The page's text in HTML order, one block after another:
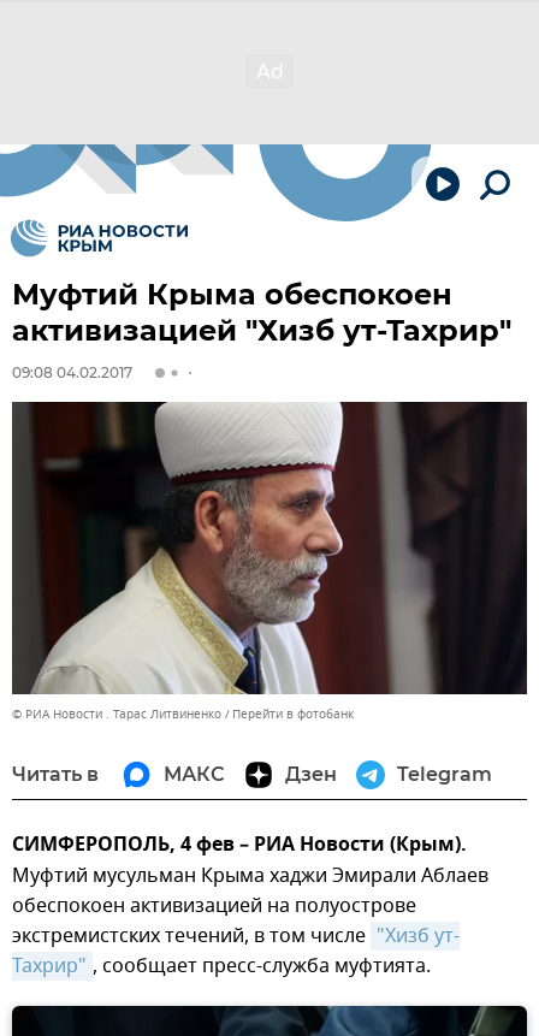
Муфтий Крыма обеспокоен
активизацией "Хизб ут-Тахрир"
09:08 04.02.2017
© РИА Новости . Тарас Литвиненко Перейти в фотобанк
Читать в МАКС Дзен Telegram
СИМФЕРОПОЛЬ, 4 фев – РИА Новости (Крым).
Муфтий мусульман Крыма хаджи Эмирали Аблаев
обеспокоен активизацией на полуострове
экстремистских течений, в том числе "Хизб ут-
Тахрир" , сообщает пресс-служба муфтията.